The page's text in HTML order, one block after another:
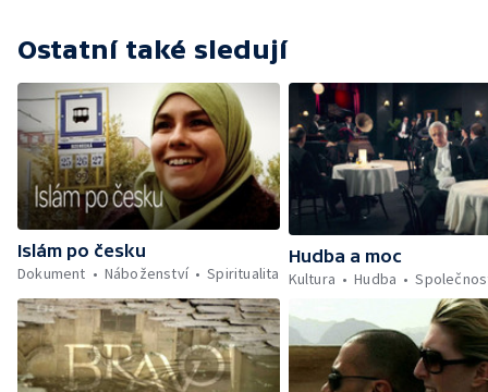
Ostatní také sledují
Islám po česku
Dokument
Náboženství Spiritualita
Hudba a moc
Kultura
Hudba